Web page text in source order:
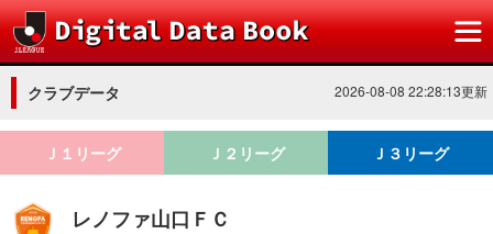
クラブデータ 2026-08-08 22:28:13更新
Ｊ１リーグ Ｊ２リーグ Ｊ３リーグ
レノファ山口ＦＣ